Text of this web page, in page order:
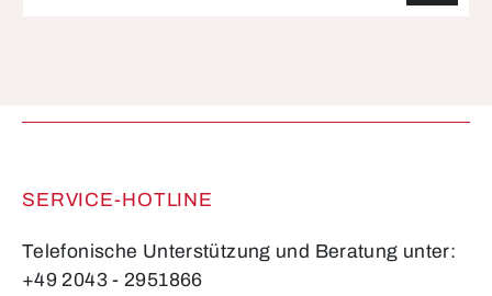
SERVICE-HOTLINE
Telefonische Unterstützung und Beratung unter:
+49 2043 - 2951866